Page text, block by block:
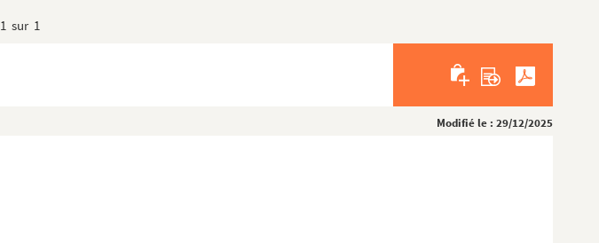
1 sur 1
Modifié le : 29/12/2025